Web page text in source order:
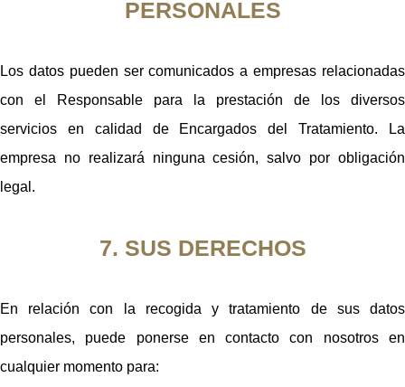
PERSONALES
Los datos pueden ser comunicados a empresas relacionadas
con el Responsable para la prestación de los diversos
servicios en calidad de Encargados del Tratamiento. La
empresa no realizará ninguna cesión, salvo por obligación
legal.
7. SUS DERECHOS
En relación con la recogida y tratamiento de sus datos
personales, puede ponerse en contacto con nosotros en
cualquier momento para: